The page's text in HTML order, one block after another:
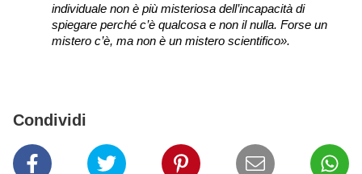
individuale non è più misteriosa dell’incapacità di
spiegare perché c’è qualcosa e non il nulla. Forse un
mistero c’è, ma non è un mistero scientifico».
Condividi